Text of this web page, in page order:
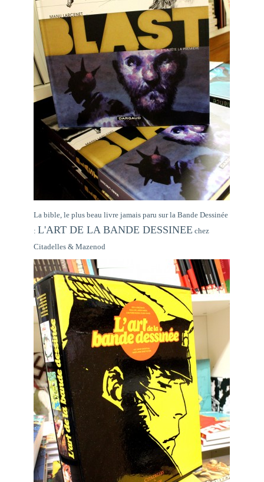
La bible, le plus beau livre jamais paru sur la Bande Dessinée
: L'ART DE LA BANDE DESSINEE chez
Citadelles & Mazenod